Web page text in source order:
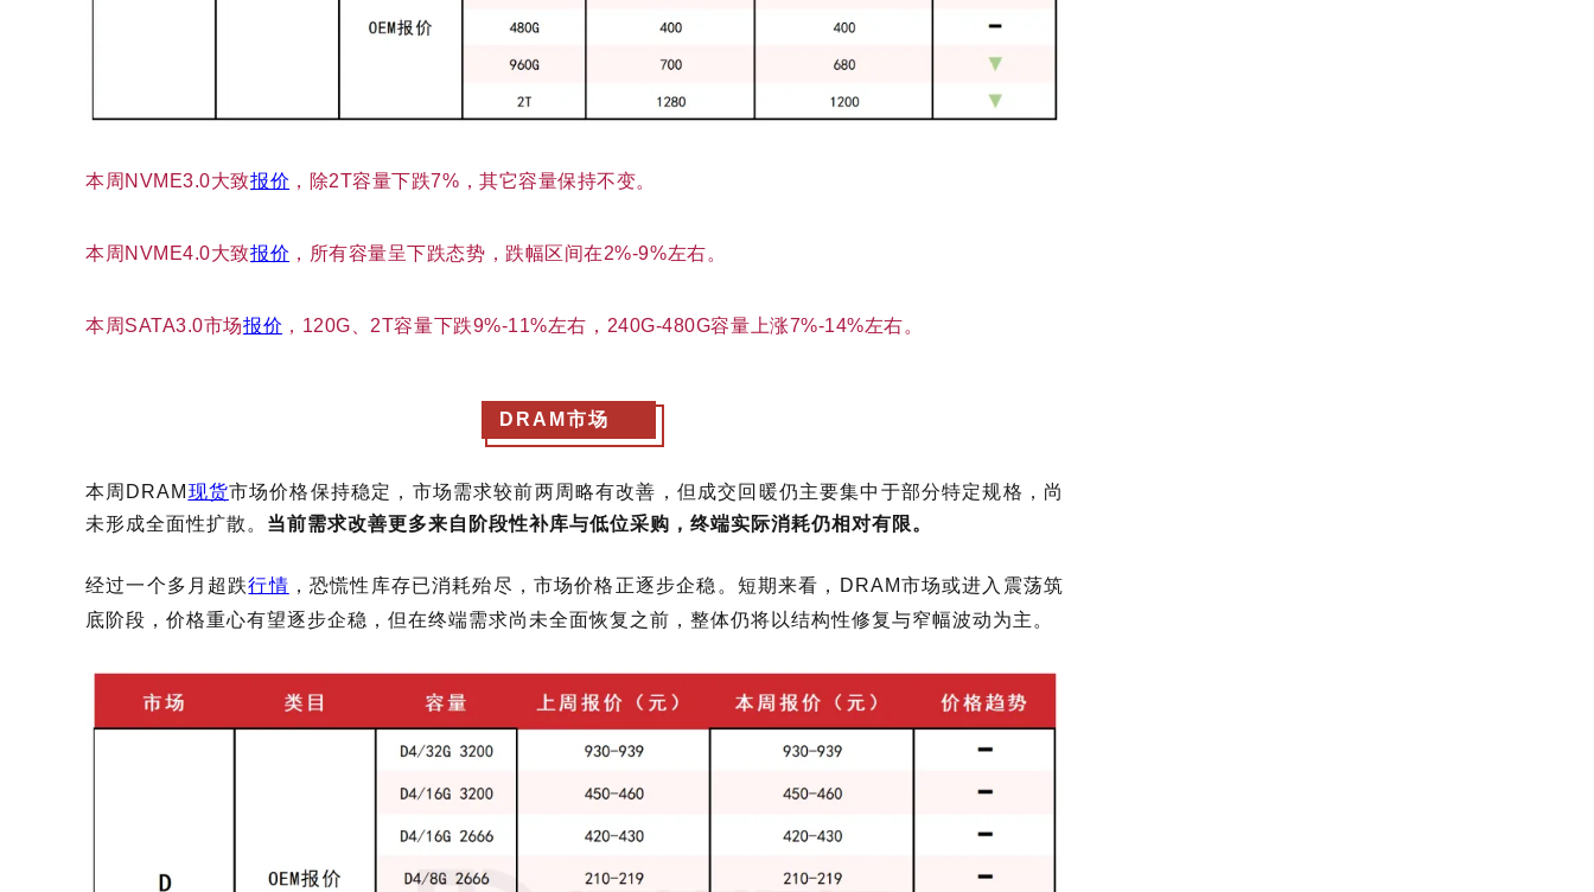
本周 NVME3.0大致报价 ，除2T容量下跌7%，其它容量保持不变。
本周 NVME4.0大致报价 ，所有容量呈下跌态势，跌幅区间在2%-9%左右。
本周 SATA3.0市场报价 ，120G、2T容量下跌9%-11%左右，240G-480G容量上涨7%-14%左右。
DRAM市场
本周 DRAM 现货市场价格保持稳定 ，市场需求较前两周略有改善，但成交回暖仍主要集中于部分特定规格，尚
未形成全面性扩散。 当前需求改善更多来自阶段性补库与低位采购，终端实际消耗仍相对有限。
经过一个多月超跌行情 ，恐慌性库存已消耗殆尽，市场价格正逐步企稳。 短期来看，
DRAM市场或进入震荡筑
底阶段，价格重心有望逐步企稳，但在终端需求尚未全面恢复之前，整体仍将以结构性修复与窄幅波动为主。